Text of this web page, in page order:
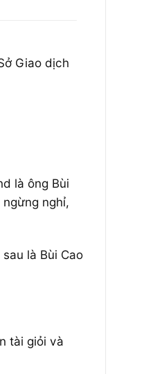
Giao dịch
là ông Bùi
nghỉ,
là Bùi Cao
tài giỏi và